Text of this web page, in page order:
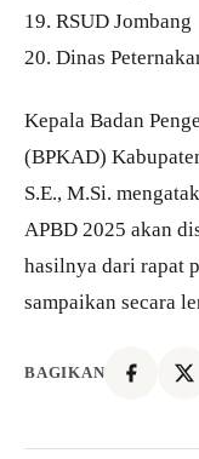
19. RSUD Jombang
20. Dinas
Kepala Badan
(BPKAD)
S.E., M.Si.
APBD 2025 akan
hasilnya dari rapat
sampaikan secara
BAGIKAN